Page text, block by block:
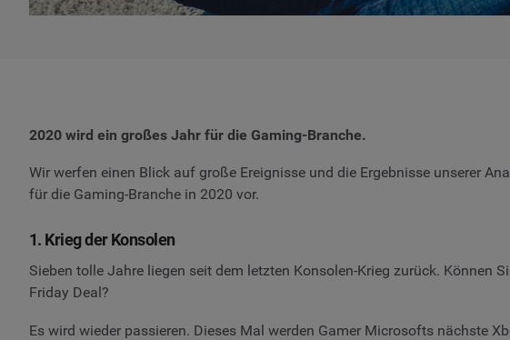
2020 wird ein großes Jahr für die Gaming-Branche.
Wir werfen einen Blick auf große Ereignisse und die Ergebnisse unserer
für die Gaming-Branche in 2020 vor.
1. Krieg der Konsolen
Sieben tolle Jahre liegen seit dem letzten Konsolen-Krieg zurück. Können
Friday Deal?
Es wird wieder passieren. Dieses Mal werden Gamer Microsofts nächste